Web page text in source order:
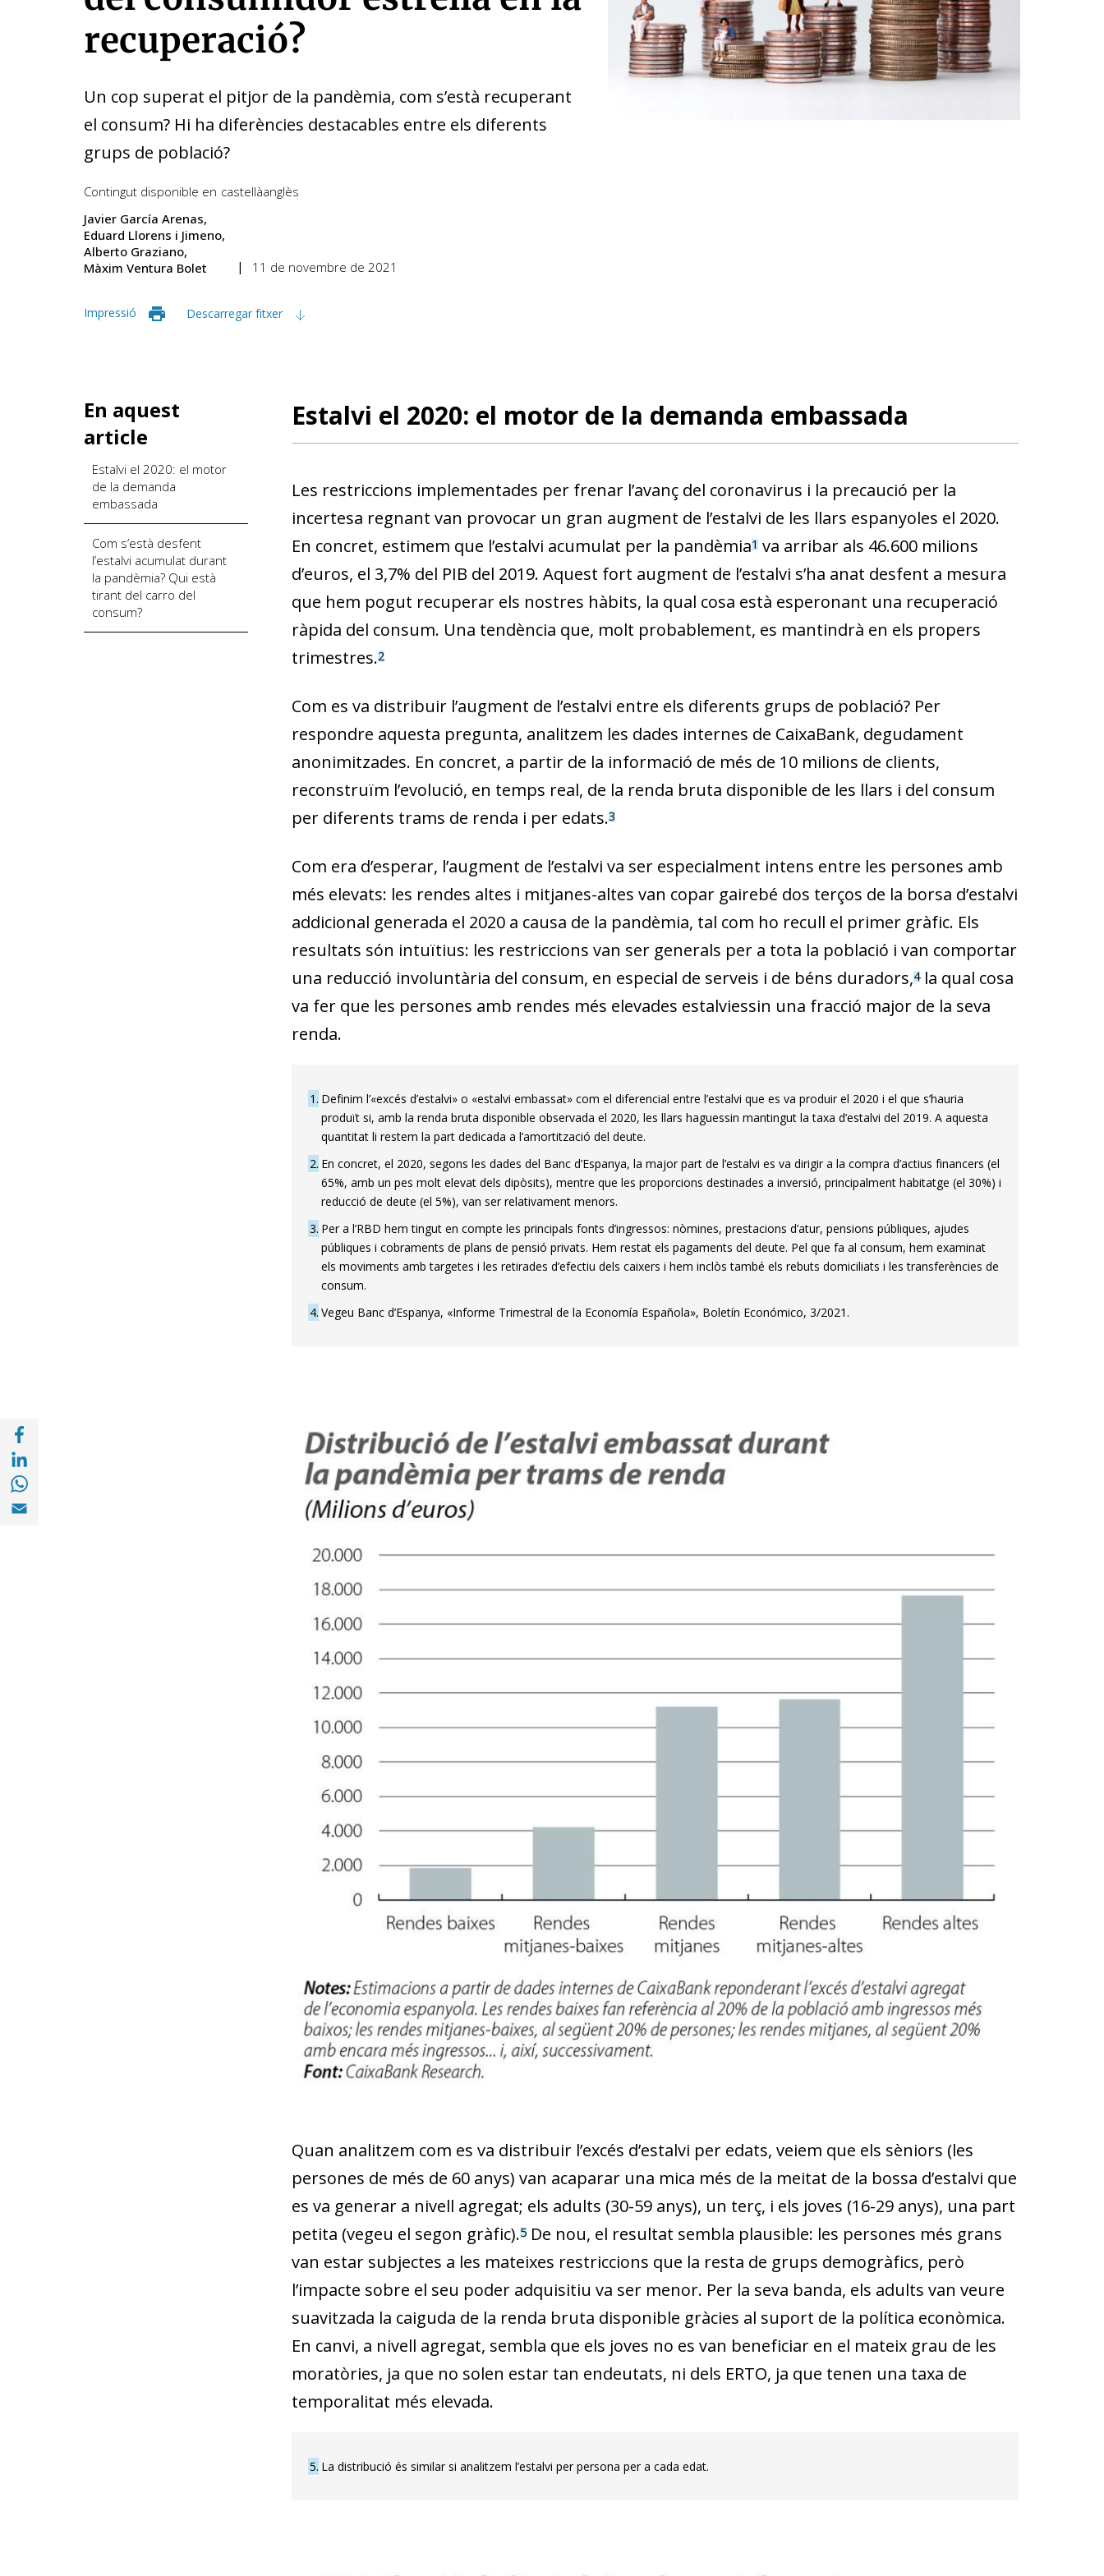
recuperació?
Un cop superat el pitjor de la pandèmia, com s’està recuperant
el consum? Hi ha diferències destacables entre els diferents
grups de població?
Contingut disponible en castellàanglès
Javier García Arenas
Eduard Llorens i Jimeno
Alberto Graziano
Màxim Ventura Bolet
11 de novembre de 2021
Impressió Descarregar fitxer
Compartir a Facebook (opens in a new window)
Compartir a with Linkedin (opens in a new window)
Compartir a with Whatsapp (opens in a new window)
Compartir a Email (opens in a new window)
En aquest
article
Estalvi el 2020: el motor
de la demanda
embassada
Com s’està desfent
l’estalvi acumulat durant
la pandèmia? Qui està
tirant del carro del
consum?
Estalvi el 2020: el motor de la demanda embassada
Les restriccions implementades per frenar l’avanç del coronavirus i la precaució per la
incertesa regnant van provocar un gran augment de l’estalvi de les llars espanyoles el 2020.
En concret, estimem que l’estalvi acumulat per la pandèmia1va arribar als 46.600 milions
d’euros, el 3,7% del PIB del 2019. Aquest fort augment de l’estalvi s’ha anat desfent a mesura
que hem pogut recuperar els nostres hàbits, la qual cosa està esperonant una recuperació
ràpida del consum. Una tendència que, molt probablement, es mantindrà en els propers
trimestres.2
Com es va distribuir l’augment de l’estalvi entre els diferents grups de població? Per
respondre aquesta pregunta, analitzem les dades internes de CaixaBank, degudament
anonimitzades. En concret, a partir de la informació de més de 10 milions de clients,
reconstruïm l’evolució, en temps real, de la renda bruta disponible de les llars i del consum
per diferents trams de renda i per edats.3
Com era d’esperar, l’augment de l’estalvi va ser especialment intens entre les persones amb
més elevats: les rendes altes i mitjanes-altes van copar gairebé dos terços de la borsa d’estalvi
addicional generada el 2020 a causa de la pandèmia, tal com ho recull el primer gràfic. Els
resultats són intuïtius: les restriccions van ser generals per a tota la població i van comportar
una reducció involuntària del consum, en especial de serveis i de béns duradors,4la qual cosa
va fer que les persones amb rendes més elevades estalviessin una fracció major de la seva
renda.
1 Definim l’«excés d’estalvi» o «estalvi embassat» com el diferencial entre l’estalvi que es va produir el 2020 i el que s’hauria
produït si, amb la renda bruta disponible observada el 2020, les llars haguessin mantingut la taxa d’estalvi del 2019. A aquesta
quantitat li restem la part dedicada a l’amortització del deute.
2 En concret, el 2020, segons les dades del Banc d’Espanya, la major part de l’estalvi es va dirigir a la compra d’actius financers (el
65%, amb un pes molt elevat dels dipòsits), mentre que les proporcions destinades a inversió, principalment habitatge (el 30%) i
reducció de deute (el 5%), van ser relativament menors.
3 Per a l’RBD hem tingut en compte les principals fonts d’ingressos: nòmines, prestacions d’atur, pensions públiques, ajudes
públiques i cobraments de plans de pensió privats. Hem restat els pagaments del deute. Pel que fa al consum, hem examinat
els moviments amb targetes i les retirades d’efectiu dels caixers i hem inclòs també els rebuts domiciliats i les transferències de
consum.
4 Vegeu Banc d’Espanya, «Informe Trimestral de la Economía Española», Boletín Económico, 3/2021.
Quan analitzem com es va distribuir l’excés d’estalvi per edats, veiem que els sèniors (les
persones de més de 60 anys) van acaparar una mica més de la meitat de la bossa d’estalvi que
es va generar a nivell agregat; els adults (30-59 anys), un terç, i els joves (16-29 anys), una part
petita (vegeu el segon gràfic).5De nou, el resultat sembla plausible: les persones més grans
van estar subjectes a les mateixes restriccions que la resta de grups demogràfics, però
l’impacte sobre el seu poder adquisitiu va ser menor. Per la seva banda, els adults van veure
suavitzada la caiguda de la renda bruta disponible gràcies al suport de la política econòmica.
En canvi, a nivell agregat, sembla que els joves no es van beneficiar en el mateix grau de les
moratòries, ja que no solen estar tan endeutats, ni dels ERTO, ja que tenen una taxa de
temporalitat més elevada.
5 La distribució és similar si analitzem l’estalvi per persona per a cada edat.